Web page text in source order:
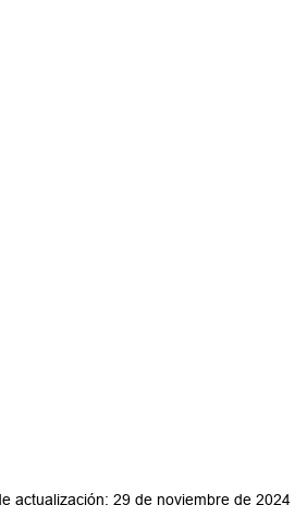
actualización: 29 de noviembre de 2024